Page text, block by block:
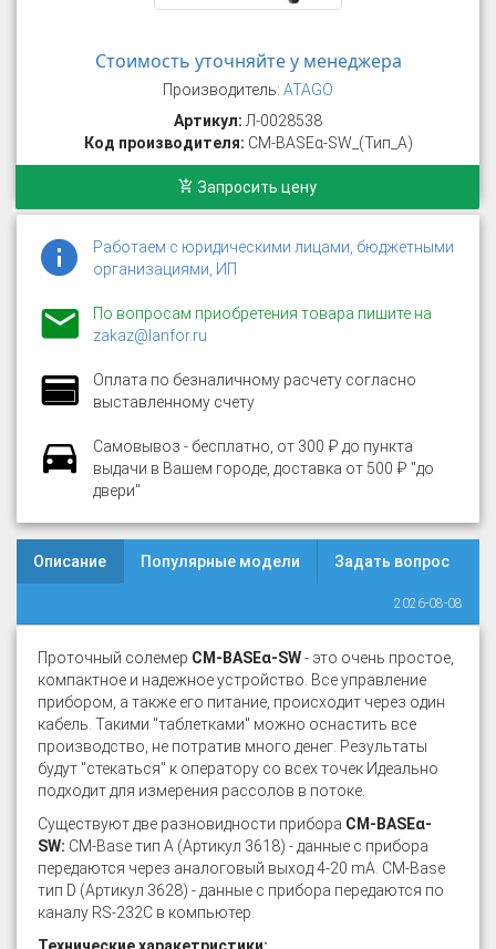
Стоимость уточняйте у менеджера
Производитель: ATAGO
Артикул: Л-0028538
Код производителя: CM-BASEα-SW_(Тип_А)
Запросить цену
Работаем с юридическими лицами, бюджетными
организациями, ИП
По вопросам приобретения товара пишите на
zakaz@lanfor.ru
Оплата по безналичному расчету согласно
выставленному счету
Самовывоз - бесплатно, от 300 ₽ до пункта
выдачи в Вашем городе, доставка от 500 ₽ "до
двери"
Описание Популярные модели Задать вопрос
2026-08-08
Проточный солемер CM-BASEα-SW- это очень простое,
компактное и надежное устройство. Все управление
прибором, а также его питание, происходит через один
кабель. Такими "таблетками" можно оснастить все
производство, не потратив много денег. Результаты
будут "стекаться" к оператору со всех точек Идеально
подходит для измерения рассолов в потоке.
Существуют две разновидности прибора CM-BASEα-
SW: CM-Base тип А (Артикул 3618) - данные с прибора
передаются через аналоговый выход 4-20 mA. CM-Base
тип D (Артикул 3628) - данные с прибора передаются по
каналу RS-232C в компьютер.